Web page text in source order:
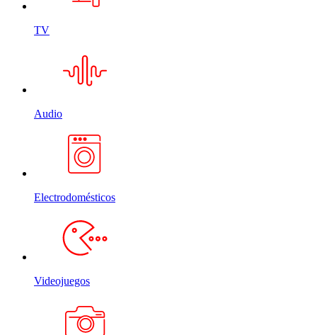
TV
Audio
Electrodomésticos
Videojuegos